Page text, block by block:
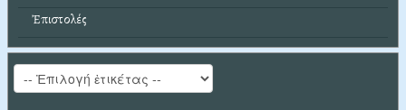
Ἐπιστολές